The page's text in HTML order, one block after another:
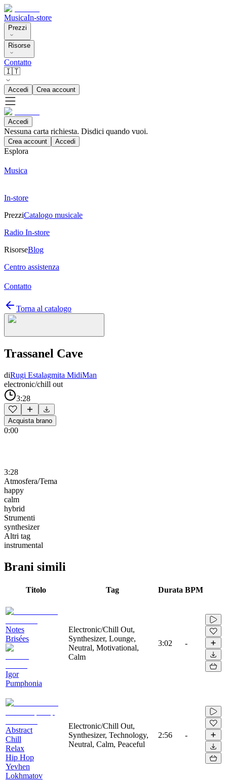
MusicaIn-store
Prezzi
Risorse
Contatto
🇮🇹
Accedi Crea account
Accedi
Nessuna carta richiesta. Disdici quando vuoi.
Crea account Accedi
Esplora
Musica
In-store
PrezziCatalogo musicale
Radio In-store
RisorseBlog
Centro assistenza
Contatto
Torna al catalogo
Trassanel Cave
diRugi Estalagmita MidiMan
electronic/chill out
3:28
Acquista brano
0:00
3:28
Atmosfera/Tema
happy
calm
hybrid
Strumenti
synthesizer
Altri tag
instrumental
Brani simili
Titolo Tag Durata BPM
Notes
Brisées
Igor
Pumphonia
Electronic/Chill Out,
Synthesizer, Lounge,
Neutral, Motivational,
Calm
3:02 -
Abstract
Chill
Relax
Hip Hop
Yevhen
Lokhmatov
Electronic/Chill Out,
Synthesizer, Technology,
Neutral, Calm, Peaceful
2:56 -